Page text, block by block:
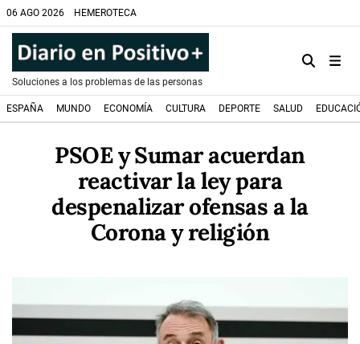
06 AGO 2026 HEMEROTECA
Soluciones a los problemas de las personas
ESPAÑA MUNDO ECONOMÍA CULTURA DEPORTE SALUD
PSOE y Sumar acuerdan
reactivar la ley para
despenalizar ofensas a la
Corona y religión